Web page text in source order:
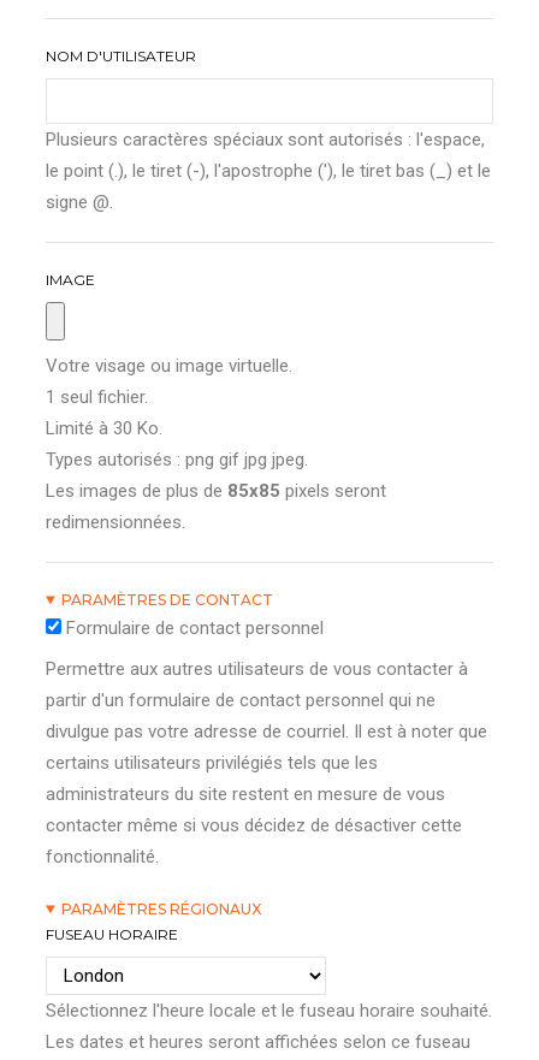
NOM D'UTILISATEUR
Plusieurs caractères spéciaux sont autorisés : l'espace,
le point (.), le tiret (-), l'apostrophe ('), le tiret bas (_) et le
signe @.
IMAGE
Votre visage ou image virtuelle.
1 seul fichier.
Limité à 30 Ko.
Types autorisés : png gif jpg jpeg.
Les images de plus de 85x85 pixels seront
redimensionnées.
PARAMÈTRES DE CONTACT
Formulaire de contact personnel
Permettre aux autres utilisateurs de vous contacter à
partir d'un formulaire de contact personnel qui ne
divulgue pas votre adresse de courriel. Il est à noter que
certains utilisateurs privilégiés tels que les
administrateurs du site restent en mesure de vous
contacter même si vous décidez de désactiver cette
fonctionnalité.
PARAMÈTRES RÉGIONAUX
FUSEAU HORAIRE
Sélectionnez l'heure locale et le fuseau horaire souhaité.
Les dates et heures seront affichées selon ce fuseau